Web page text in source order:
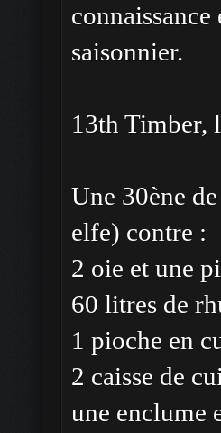
saisonnier.
13th Timber,
Une 30ène
elfe) contre :
2 oie et une
60 litres de
1 pioche en
2 caisse de
une enclume